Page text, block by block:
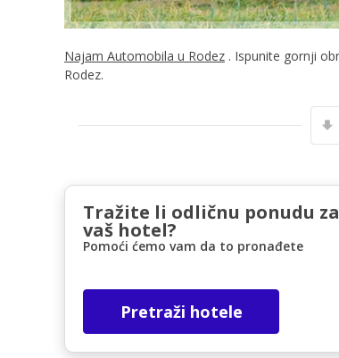
Najam Automobila u Rodez . Ispunite gornji
Rodez.
Tražite li odličnu ponudu za
vaš hotel?
Pomoći ćemo vam da to pronađete
Pretraži hotele